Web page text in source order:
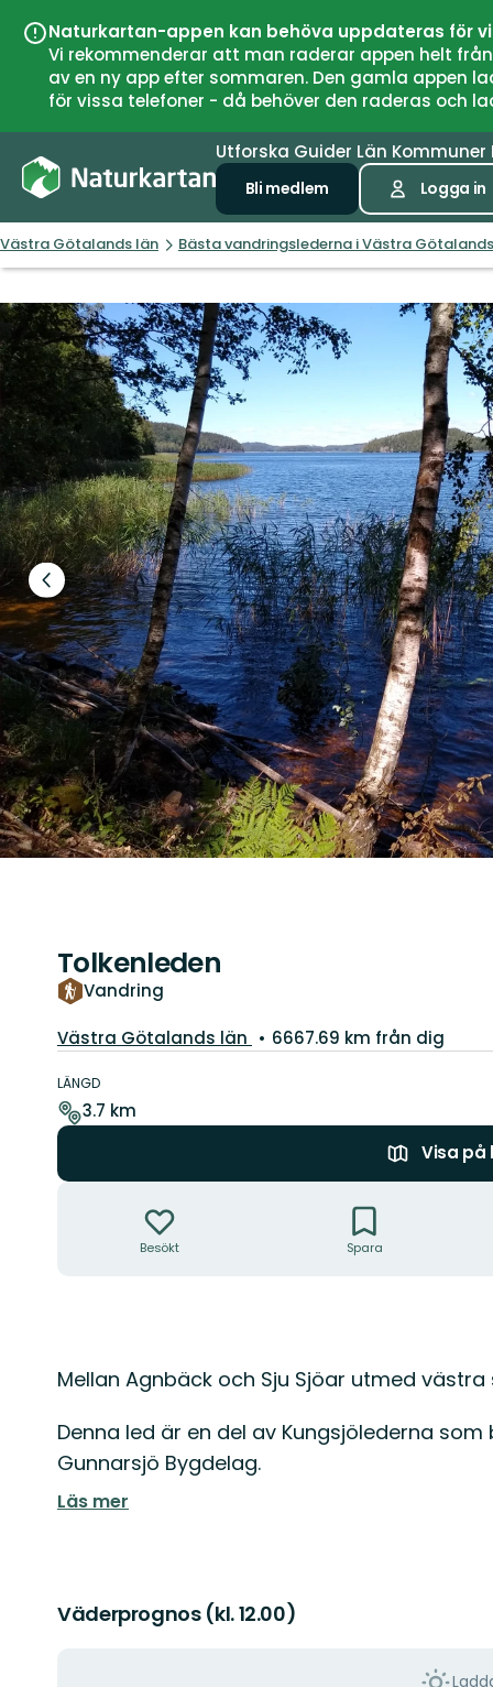
Naturkartan-appen kan behöva uppdateras för
Vi rekommenderar att man raderar appen helt
av en ny app efter sommaren. Den gamla
för vissa telefoner - då behöver den raderas och
Utforska Guider Län Kommuner
Bli medlem Logga in
Västra Götalands län Bästa vandringslederna i Västra
Föregående
bild
Tolkenleden
Vandring
Län:
Västra Götalands län 6667.69 km från dig
om
leden
LÄNGD
3.7 km
Visa på
Besökt Spara
Beskrivning
Mellan Agnbäck och Sju Sjöar utmed
Denna led är en del av Kungsjölederna
Gunnarsjö Bygdelag.
Läs mer
Väderprognos (kl. 12.00)